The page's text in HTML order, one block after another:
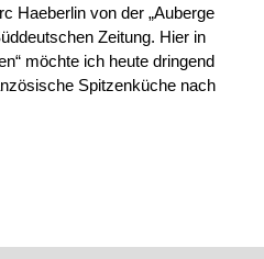
Haeberlin von der „Auberge
Zeitung. Hier in
möchte ich heute dringend
Spitzenküche nach